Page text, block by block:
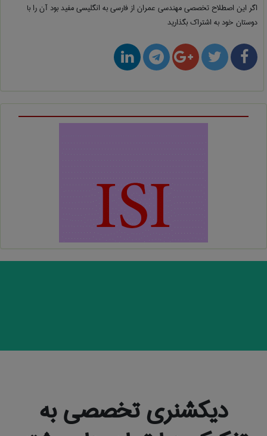
اگر این اصطلاح تخصصیمهندسی عمران از فارسی به انگلیسیمفید بود آن را با
دوستان خود به اشتراک بگذارید
دیکشنری تخصصی به